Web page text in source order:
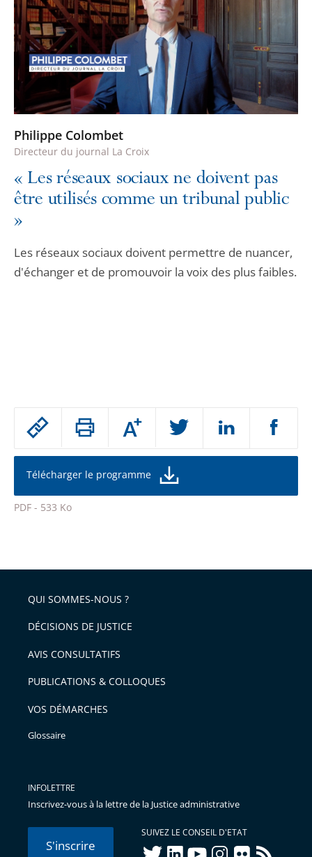
Passer
partage
de
l'article
pour
Augmenter
ou
la
de
police
Télécharger le programme
PDF - 533 Ko
l'article
pour
avant
Philippe Colombet
Directeur du journal La Croix
« Les réseaux sociaux ne doivent pas
être utilisés comme un tribunal public
»
Les réseaux sociaux doivent permettre de nuancer,
d'échanger et de promouvoir la voix des plus faibles.
QUI SOMMES-NOUS ?
DÉCISIONS DE JUSTICE
AVIS CONSULTATIFS
PUBLICATIONS & COLLOQUES
VOS DÉMARCHES
Glossaire
INFOLETTRE
Inscrivez-vous à la lettre de la Justice administrative
S'inscrire
SUIVEZ LE CONSEIL D'ETAT
twitterlinkedInyoutubeinstagram
flickr rss